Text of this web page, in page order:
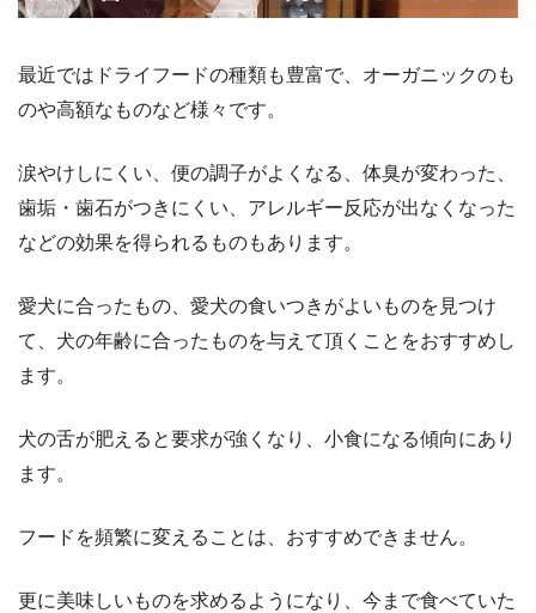
最近ではドライフードの種類も豊富で、オーガニックのも
のや高額なものなど様々です。
涙やけしにくい、便の調子がよくなる、体臭が変わった、
歯垢・歯石がつきにくい、アレルギー反応が出なくなった
などの効果を得られるものもあります。
愛犬に合ったもの、愛犬の食いつきがよいものを見つけ
て、犬の年齢に合ったものを与えて頂くことをおすすめし
ます。
犬の舌が肥えると要求が強くなり、小食になる傾向にあり
ます。
フードを頻繁に変えることは、おすすめできません。
更に美味しいものを求めるようになり、今まで食べていた